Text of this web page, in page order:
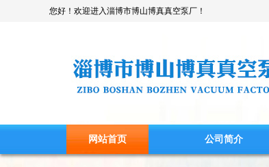
您好！欢迎进入淄博市博山博真真空泵厂！
网站首页 公司简介